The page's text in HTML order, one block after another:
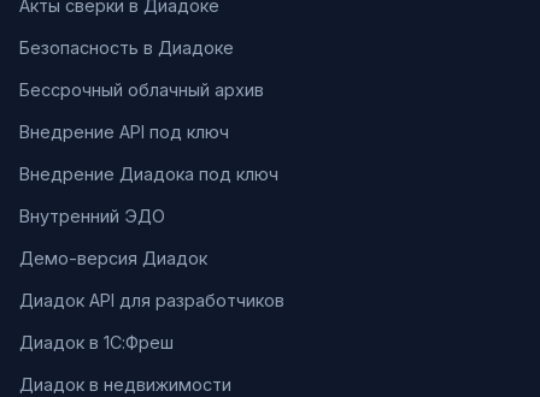
Акты сверки в Диадоке
Безопасность в Диадоке
Бессрочный облачный архив
Внедрение API под ключ
Внедрение Диадока под ключ
Внутренний ЭДО
Демо-версия Диадок
Диадок API для разработчиков
Диадок в 1С:Фреш
Диадок в недвижимости